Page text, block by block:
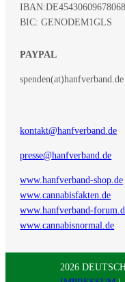
IBAN:
BIC: GENODEM1GLS
PAYPAL
spenden(at)hanfverband.de
kontakt@hanfverband.de
presse@hanfverband.de
www.hanfverband-shop.de
www.cannabisfakten.de
www.hanfverband-
www.cannabisnormal.de
2026